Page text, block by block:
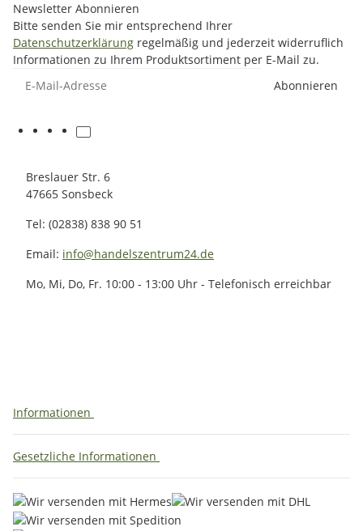
Newsletter Abonnieren
Bitte senden Sie mir entsprechend Ihrer
Datenschutzerklärung regelmäßig und jederzeit widerruflich
Informationen zu Ihrem Produktsortiment per E-Mail zu.
Abonnieren
Breslauer Str. 6
47665 Sonsbeck
Tel: (02838) 838 90 51
Email: info@handelszentrum24.de
Mo, Mi, Do, Fr. 10:00 - 13:00 Uhr - Telefonisch erreichbar
Informationen
Gesetzliche Informationen